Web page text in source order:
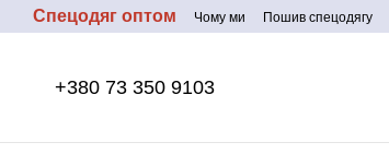
Перейти до основного контенту
Спецодяг оптом Чому ми Пошив спецодягу
+380 73 350 9103